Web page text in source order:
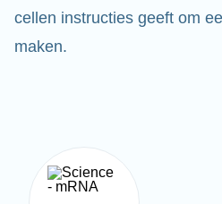
cellen instructies geeft om
maken.